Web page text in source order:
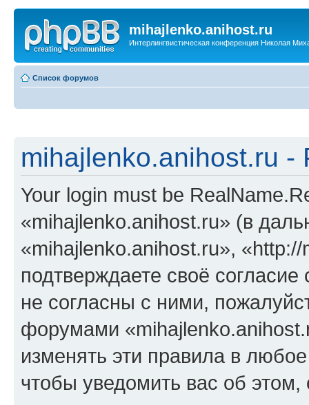
mihajlenko.anihost.ru
Интерлингвистическая конференция Николая
Список форумов
mihajlenko.anihost.ru -
Your login must be
«mihajlenko.anihost.ru» (в
«mihajlenko.anihost.ru»,
подтверждаете своё
не согласны с ними,
форумами
изменять эти правила в
чтобы уведомить вас об